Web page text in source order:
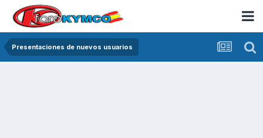
Presentaciones de nuevos usuarios